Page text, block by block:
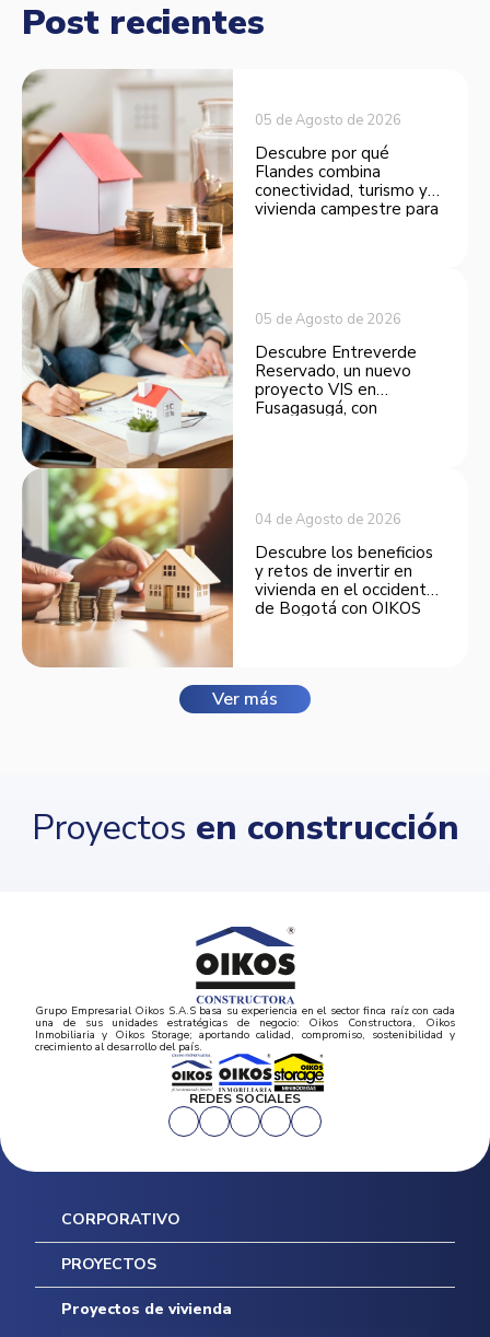
Post recientes
05 de Agosto de 2026
Descubre por qué
Flandes combina
conectividad, turismo y
vivienda campestre para
05 de Agosto de 2026
Descubre Entreverde
Reservado, un nuevo
proyecto VIS en
Fusagasugá, con
04 de Agosto de 2026
Descubre los beneficios
y retos de invertir en
vivienda en el occidente
de Bogotá con OIKOS
Ver más
Proyectos en construcción
Grupo Empresarial Oikos S.A.S basa su experiencia en el sector finca raíz con cada
una de sus unidades estratégicas de negocio: Oikos Constructora, Oikos
Inmobiliaria y Oikos Storage; aportando calidad, compromiso, sostenibilidad y
crecimiento al desarrollo del país.
REDES SOCIALES
CORPORATIVO
Inicio
Mapa del sitio
Postventas
Contratación Directa
PROYECTOS
Proyectos de vivienda